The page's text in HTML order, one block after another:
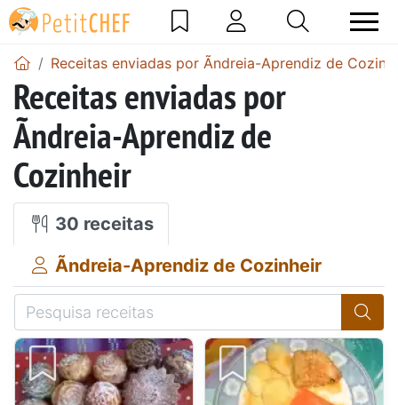
Receitas enviadas por Ãndreia-Aprendiz de
Receitas enviadas por
Ãndreia-Aprendiz de
Cozinheir
30 receitas
Ãndreia-Aprendiz de Cozinheir